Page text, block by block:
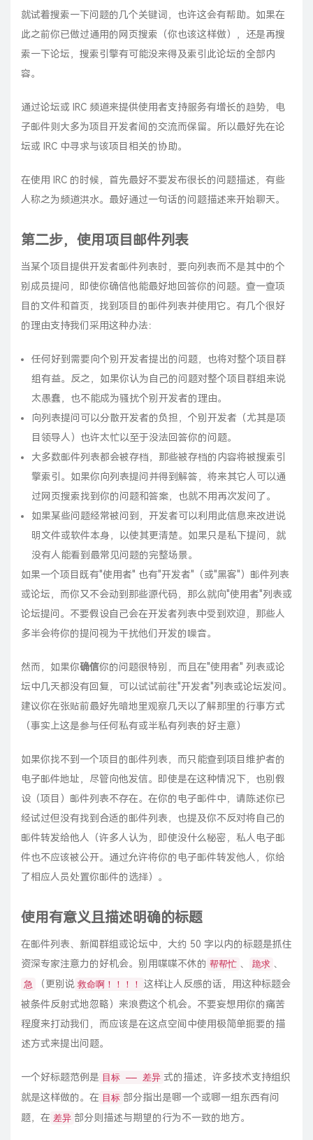
就试着搜索一下问题的几个关键词，也许这会有帮助。如果在
此之前你已做过通用的网页搜索（你也该这样做），还是再搜
索一下论坛，搜索引擎有可能没来得及索引此论坛的全部内
容。
通过论坛或 IRC 频道来提供使用者支持服务有增长的趋势，电
子邮件则大多为项目开发者间的交流而保留。所以最好先在论
坛或 IRC 中寻求与该项目相关的协助。
在使用 IRC 的时候，首先最好不要发布很长的问题描述，有些
人称之为频道洪水。最好通过一句话的问题描述来开始聊天。
第二步，使用项目邮件列表
当某个项目提供开发者邮件列表时，要向列表而不是其中的个
别成员提问，即使你确信他能最好地回答你的问题。查一查项
目的文件和首页，找到项目的邮件列表并使用它。有几个很好
的理由支持我们采用这种办法：
任何好到需要向个别开发者提出的问题，也将对整个项目群
组有益。反之，如果你认为自己的问题对整个项目群组来说
太愚蠢，也不能成为骚扰个别开发者的理由。
向列表提问可以分散开发者的负担，个别开发者（尤其是项
目领导人）也许太忙以至于没法回答你的问题。
大多数邮件列表都会被存档，那些被存档的内容将被搜索引
擎索引。如果你向列表提问并得到解答，将来其它人可以通
过网页搜索找到你的问题和答案，也就不用再次发问了。
如果某些问题经常被问到，开发者可以利用此信息来改进说
明文件或软件本身，以使其更清楚。如果只是私下提问，就
没有人能看到最常见问题的完整场景。
如果一个项目既有"使用者" 也有"开发者"（或"黑客"）邮件列表
或论坛，而你又不会动到那些源代码，那么就向"使用者"列表或
论坛提问。不要假设自己会在开发者列表中受到欢迎，那些人
多半会将你的提问视为干扰他们开发的噪音。
然而，如果你确信你的问题很特别，而且在"使用者" 列表或论
坛中几天都没有回复，可以试试前往"开发者"列表或论坛发问。
建议你在张贴前最好先暗地里观察几天以了解那里的行事方式
（事实上这是参与任何私有或半私有列表的好主意）
如果你找不到一个项目的邮件列表，而只能查到项目维护者的
电子邮件地址，尽管向他发信。即使是在这种情况下，也别假
设（项目）邮件列表不存在。在你的电子邮件中，请陈述你已
经试过但没有找到合适的邮件列表，也提及你不反对将自己的
邮件转发给他人（许多人认为，即使没什么秘密，私人电子邮
件也不应该被公开。通过允许将你的电子邮件转发他人，你给
了相应人员处置你邮件的选择）。
使用有意义且描述明确的标题
在邮件列表、新闻群组或论坛中，大约 50 字以内的标题是抓住
资深专家注意力的好机会。别用喋喋不休的 帮帮忙 、 跪求 、
急 （更别说 救命啊！！！！ 这样让人反感的话，用这种标题会
被条件反射式地忽略）来浪费这个机会。不要妄想用你的痛苦
程度来打动我们，而应该是在这点空间中使用极简单扼要的描
述方式来提出问题。
一个好标题范例是 目标 —— 差异 式的描述，许多技术支持组织
就是这样做的。在 目标 部分指出是哪一个或哪一组东西有问
题，在 差异 部分则描述与期望的行为不一致的地方。